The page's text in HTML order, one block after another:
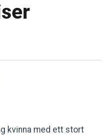
kvinna med ett stort